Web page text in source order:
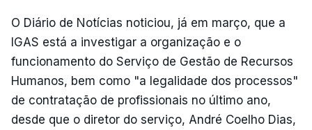
O Diário de Notícias noticiou, já em março, que a
IGAS está a investigar a organização e o
funcionamento do Serviço de Gestão de Recursos
Humanos, bem como "a legalidade dos processos"
de contratação de profissionais no último ano,
desde que o diretor do serviço, André Coelho Dias,